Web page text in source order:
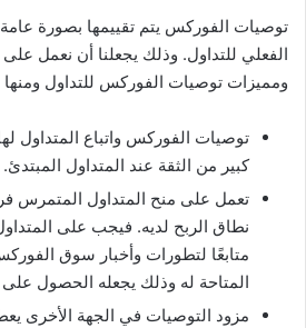
توصيات الفوركس يتم تقييمها بصورة عامة
الفعلي للتداول. وذلك يجعلنا أن نعمل
ومميزات توصيات الفوركس للتداول ومنها
توصيات الفوركس واتباع المتداول
كبير من الثقة عند المتداول المبتدئ.
تعمل على منح المتداول المتمرس
نطاق الربح لديه. فيجب على
متابعًا لتطورات وأخبار سوق
المتاحة له وذلك يجعله الحصول
مزود التوصيات في الجهة الأخرى